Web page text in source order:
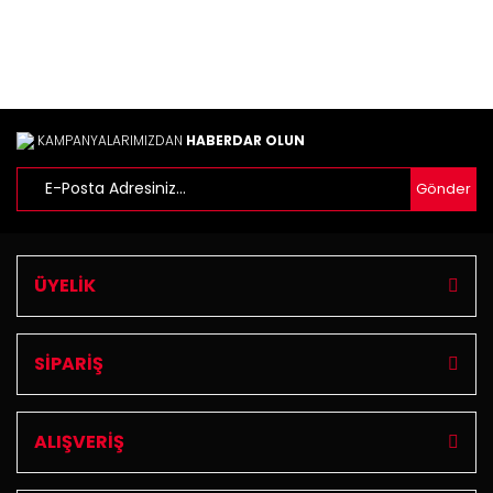
KAMPANYALARIMIZDAN HABERDAR OLUN
Gönder
ÜYELİK
SİPARİŞ
ALIŞVERİŞ